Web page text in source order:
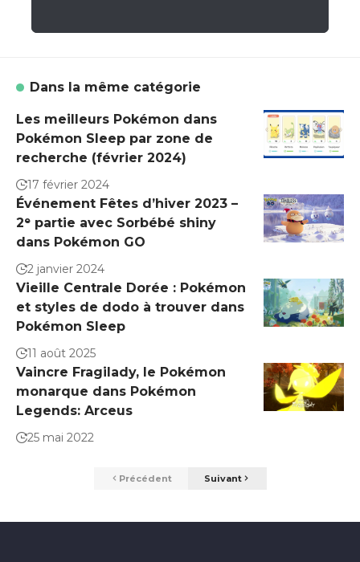
Dans la même catégorie
Les meilleurs Pokémon dans
Pokémon Sleep par zone de
recherche (février 2024)
17 février 2024
Événement Fêtes d’hiver 2023 –
2ᵉ partie avec Sorbébé shiny
dans Pokémon GO
2 janvier 2024
Vieille Centrale Dorée : Pokémon
et styles de dodo à trouver dans
Pokémon Sleep
11 août 2025
Vaincre Fragilady, le Pokémon
monarque dans Pokémon
Legends: Arceus
25 mai 2022
Précédent Suivant